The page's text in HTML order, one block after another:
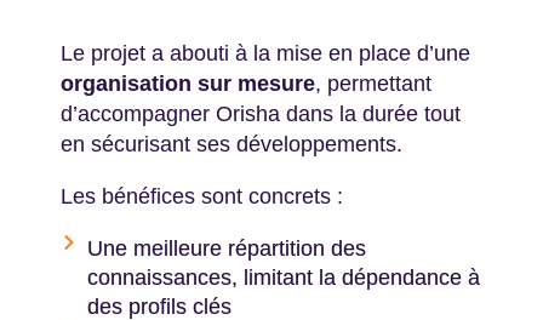
Le projet a abouti à la mise en place d’une
organisation sur mesure, permettant
d’accompagner Orisha dans la durée tout
en sécurisant ses développements.
Les bénéfices sont concrets :
Une meilleure répartition des
connaissances, limitant la dépendance à
des profils clés